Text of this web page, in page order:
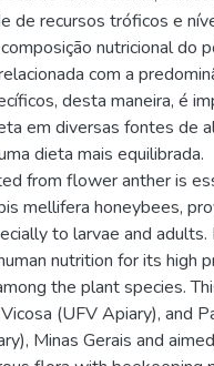
de recursos tróficos e
nutricional do
com a
desta maneira, é
em diversas fontes de
dieta mais equilibrada.
from flower anther is
mellifera honeybees,
to larvae and
nutrition for its high
the plant species.
(UFV Apiary), and
Minas Gerais and